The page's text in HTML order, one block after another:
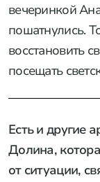
вечеринкой
пошатнулись.
восстановить
посещать
Есть и другие
Долина,
от ситуации,